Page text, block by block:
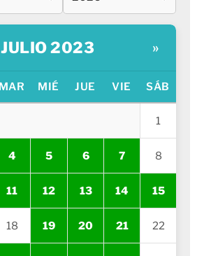
JULIO 2023 »
MAR MIÉ JUE VIE SÁB
1
4 5 6 7 8
11 12 13 14 15
18 19 20 21 22